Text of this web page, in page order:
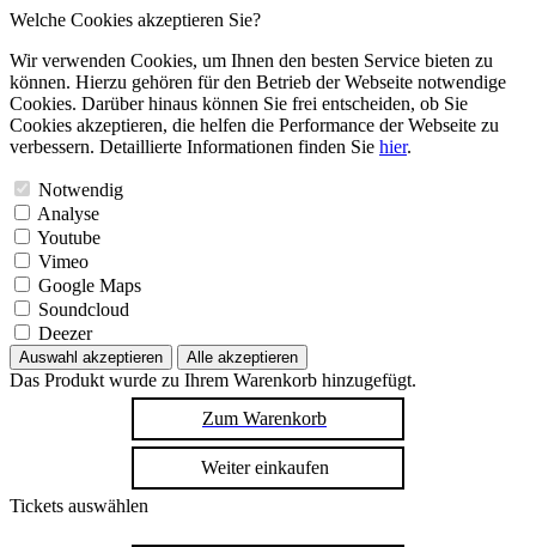
Welche Cookies akzeptieren Sie?
Wir verwenden Cookies, um Ihnen den besten Service bieten zu
können. Hierzu gehören für den Betrieb der Webseite notwendige
Cookies. Darüber hinaus können Sie frei entscheiden, ob Sie
Cookies akzeptieren, die helfen die Performance der Webseite zu
verbessern. Detaillierte Informationen finden Sie hier.
Notwendig
Analyse
Youtube
Vimeo
Google Maps
Soundcloud
Deezer
Auswahl akzeptieren Alle akzeptieren
Das Produkt wurde zu Ihrem Warenkorb hinzugefügt.
Zum Warenkorb
Weiter einkaufen
Tickets auswählen